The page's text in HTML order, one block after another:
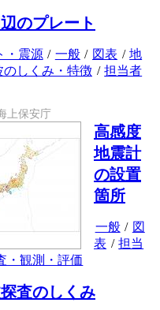
のプレート
・震源 / 一般 / 図表 / 地
のしくみ・特徴 / 担当者
上保安庁
高感度
地震計
の設置
箇所
一般 / 図
表 / 担当
・観測・評価
査のしくみ